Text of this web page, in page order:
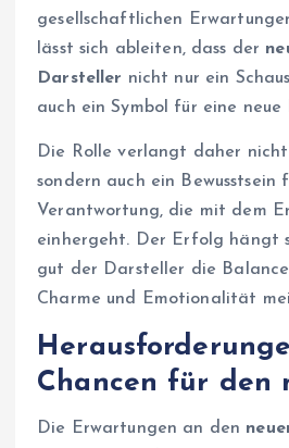
gesellschaftlichen
lässt sich ableiten, dass der
Darsteller nicht nur ein
auch ein Symbol für eine neue
Die Rolle verlangt daher
sondern auch ein Bewusstsein
Verantwortung, die mit dem
einhergeht. Der Erfolg hängt
gut der Darsteller die
Charme und Emotionalität
Chancen für den
Die Erwartungen an den